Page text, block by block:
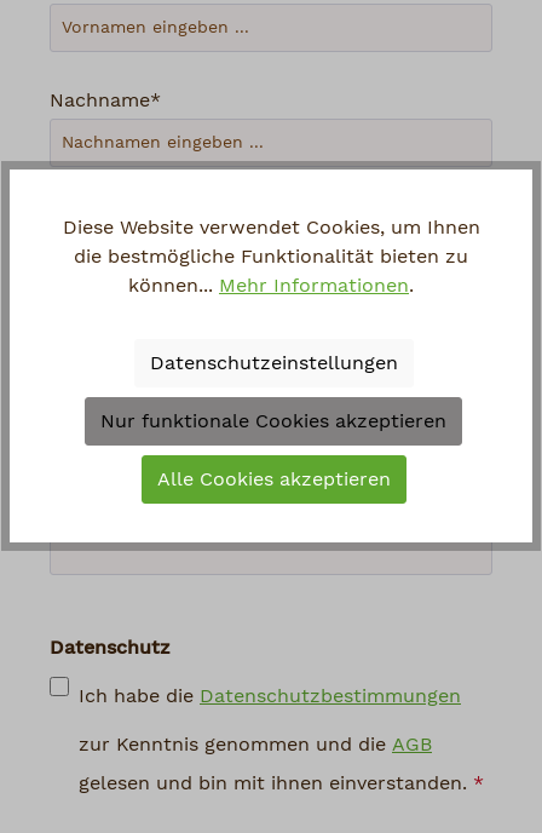
Nachname*
Loading...
Um weiterzugehen, geben Sie die oben
abgebildeten Zeichen ein*
Datenschutz
Ich habe die Datenschutzbestimmungen
zur Kenntnis genommen und die AGB
gelesen und bin mit ihnen einverstanden. *
Diese Website verwendet Cookies, um Ihnen
die bestmögliche Funktionalität bieten zu
können... Mehr Informationen.
Datenschutzeinstellungen
Nur funktionale Cookies akzeptieren
Alle Cookies akzeptieren